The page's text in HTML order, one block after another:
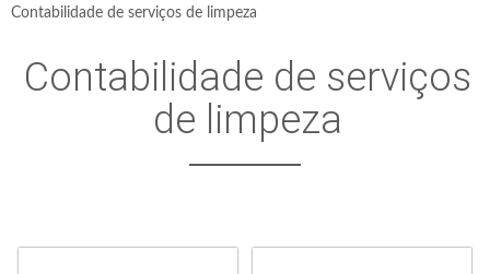
Contabilidade de serviços de limpeza
Contabilidade de serviços
de limpeza